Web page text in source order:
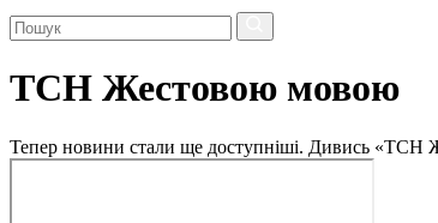
ТСН Жестовою мовою
Тепер новини стали ще доступніші. Дивись «ТСН